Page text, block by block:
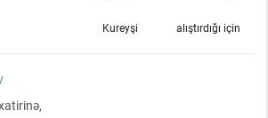
alıştırdığı için
Kureyşi